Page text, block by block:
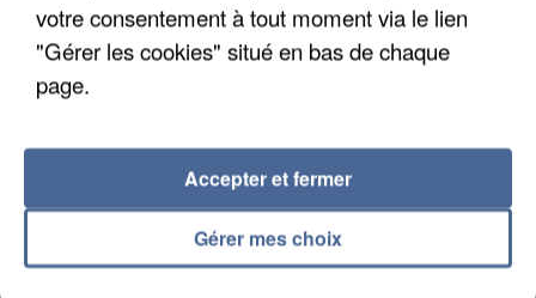
L’UN DES FONDATEURS SUPPOSÉS DE LA DZ
MAFIA INTERPELLÉ EN ALGÉRIE
votre consentement à tout moment via le lien
"Gérer les cookies" situé en bas de chaque
page.
Gérer mes choix
Accepter et fermer